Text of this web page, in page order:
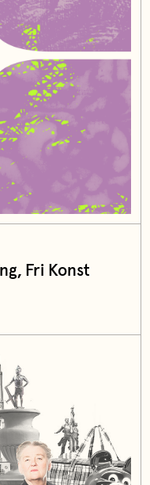
Fri Konst